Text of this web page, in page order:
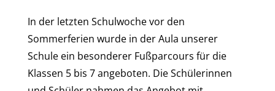
In der letzten Schulwoche vor den
Sommerferien wurde in der Aula unserer
Schule ein besonderer Fußparcours für die
Klassen 5 bis 7 angeboten. Die Schülerinnen